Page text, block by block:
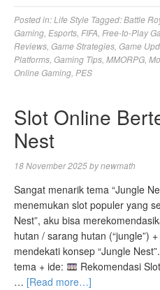
Posted in:Life Style Tagged:Battle
Gaming Esports FIFA Free-to-Play
Reviews Game Strategies Game
Platforms Gaming Tips MMORPG
Online Gaming PES
Slot Online
Nest
18 November 2025bynewmath
Sangat menarik tema “Jungle
menemukan slot populer yang
Nest”, aku bisa
hutan / sarang hutan (“jungle”)
mendekati konsep “Jungle
tema + ide:
Rekomendasi
… [Read more…]